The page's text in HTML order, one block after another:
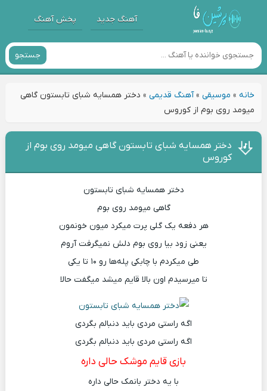
آهنگ جدید پخش آهنگ
جستجو
خانه» موسیقی»آهنگ قدیمی» دختر همسایه شبای تابستون گاهی
میومد روی بوم از کوروس
دختر همسایه شبای تابستون گاهی میومد روی بوم از
کوروس
دختر همسایه شبای تابستون
گاهی میومد روی بوم
هر دفعه یک گلی پرت میکرد میون خونمون
یعنی زود بیا روی بوم دلش نمیگرفت آروم
طی میکردم با چابکی پله‌ها رو ۱۰ تا یکی
تا میرسیدم اون بالا قایم میشد میگفت حالا
اگه راستی مردی باید دنبالم بگردی
اگه راستی مردی باید دنبالم بگردی
بازی قایم موشک حالی داره
با یه دختر بانمک حالی داره